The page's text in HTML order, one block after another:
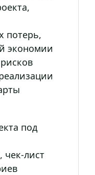
потерь,
экономии
под
чек-лист